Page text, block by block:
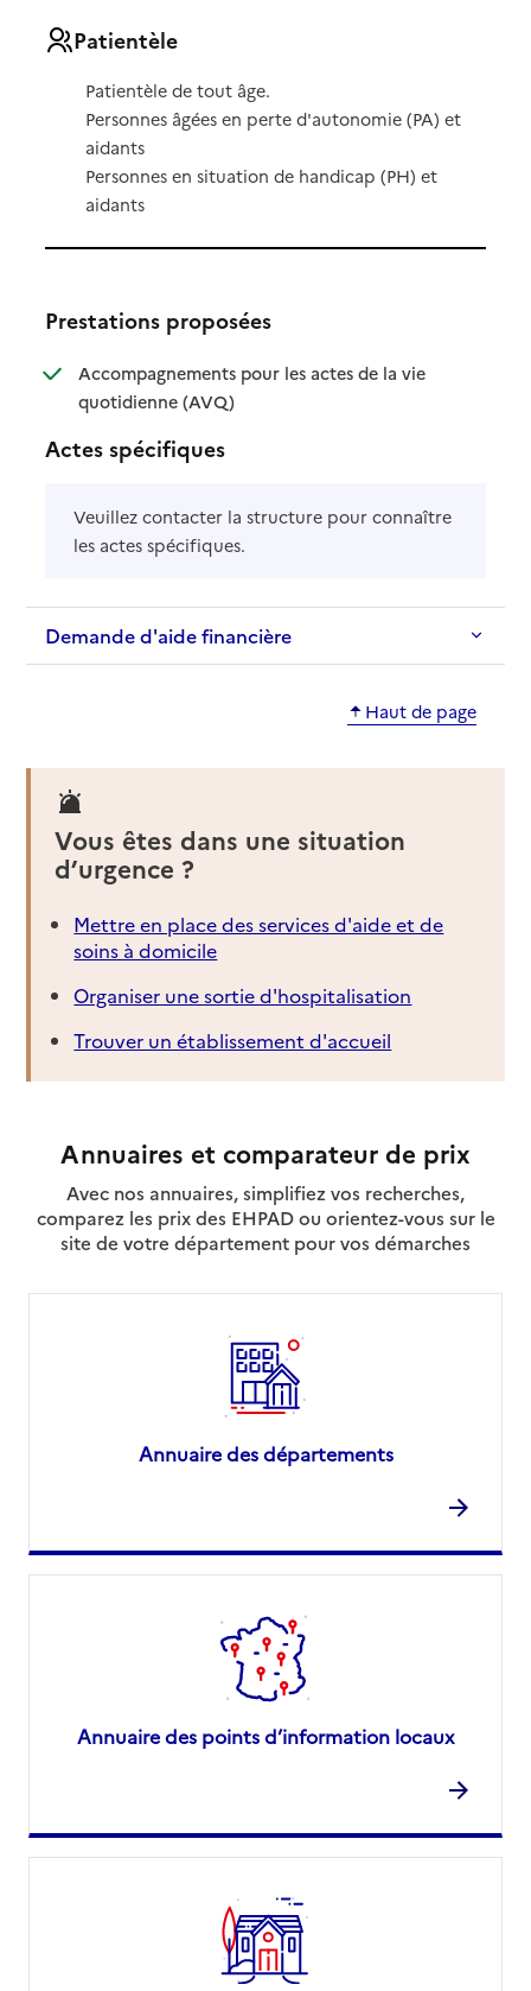
Patientèle
Patientèle de tout âge.
Personnes âgées en perte d'autonomie (PA) et
aidants
Personnes en situation de handicap (PH) et
aidants
Prestations proposées
Accompagnements pour les actes de la vie
quotidienne (AVQ): disponible
: non disponible
Actes spécifiques
Veuillez contacter la structure pour connaître
les actes spécifiques.
Demande d'aide financière
Haut de page
Vous êtes dans une situation
d’urgence ?
Mettre en place des services d'aide et de
soins à domicile
Organiser une sortie d'hospitalisation
Trouver un établissement d'accueil
Annuaires et comparateur de prix
Avec nos annuaires, simplifiez vos recherches,
comparez les prix des EHPAD ou orientez-vous sur le
site de votre département pour vos démarches
Annuaire des départements
Annuaire des points d’information locaux